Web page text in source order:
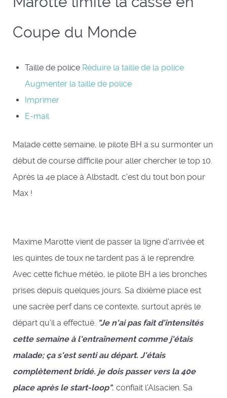
Coupe du Monde
Taille de police Réduire la taille de la police
Augmenter la taille de police
Imprimer
E-mail
Malade cette semaine, le pilote BH a su surmonter un
début de course difficile pour aller chercher le top 10.
Après la 4e place à Albstadt, c'est du tout bon pour
Max !
Maxime Marotte vient de passer la ligne d'arrivée et
les quintes de toux ne tardent pas à le reprendre.
Avec cette fichue météo, le pilote BH a les bronches
prises depuis quelques jours. Sa dixième place est
une sacrée perf dans ce contexte, surtout après le
départ qu'il a effectué. "Je n'ai pas fait d'intensités
cette semaine à l'entraînement comme j'étais
malade; ça s'est senti au départ. J'étais
complètement bridé. je dois passer vers la 40e
place après le start-loop", confiait l'Alsacien. Sa